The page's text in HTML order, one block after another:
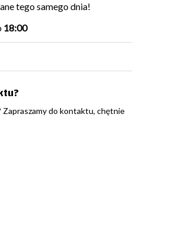
tego samego dnia!
18:00
do kontaktu, chętnie